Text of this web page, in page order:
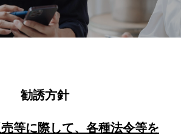
勧誘方針
等に際して、各種法令等を